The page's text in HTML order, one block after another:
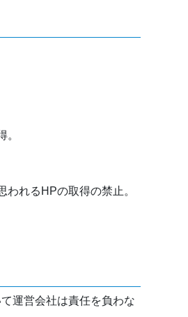
れるHPの取得の禁止。
運営会社は責任を負わな